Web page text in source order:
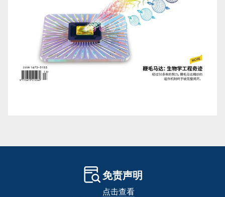
免责声明
点击查看